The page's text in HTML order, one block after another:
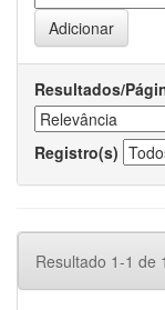
Resultados/
Registro(s)
Resultado 1-1 de